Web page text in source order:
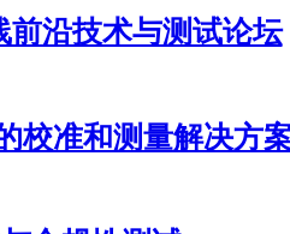
前沿技术与测试论坛
校准和测量解决方